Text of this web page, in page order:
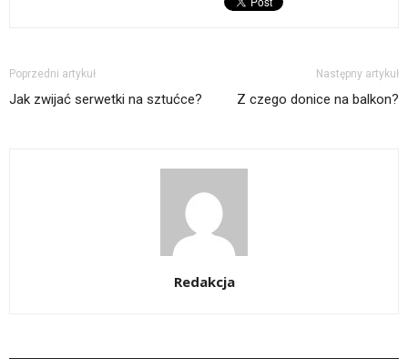
Poprzedni artykuł
Jak zwijać serwetki na sztućce?
Następny artykuł
Z czego donice na balkon?
Redakcja